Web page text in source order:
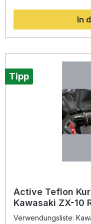
minimaler Reibung.
Rennstrecke
anspruchsvolle
bietet die Möglichkeit,
Ansprechverhalten
anpassen können.
und der präzisen
Gasannahme und
Einsatz.Hinweis: Nur
Straßenzulassung. Drei Übersetzungsverhältnisse (40 / 42 /
44 mm) für individuelle Anpassung
System für minimalen
hochwertigen Racing
Verarbeitung für
schwarze Racing-Griffe
In
Tipp
Active Teflon
Kawasaki ZX-10
Verwendungsliste: